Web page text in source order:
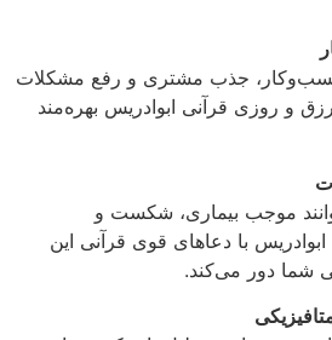
جذب مشتری و رفع مشکلات
و روزی قرآنی ابوادریس بهره‌مند
موجب بیماری، شکست و
با دعاهای قوی قرآنی این
شما دور می‌کند.